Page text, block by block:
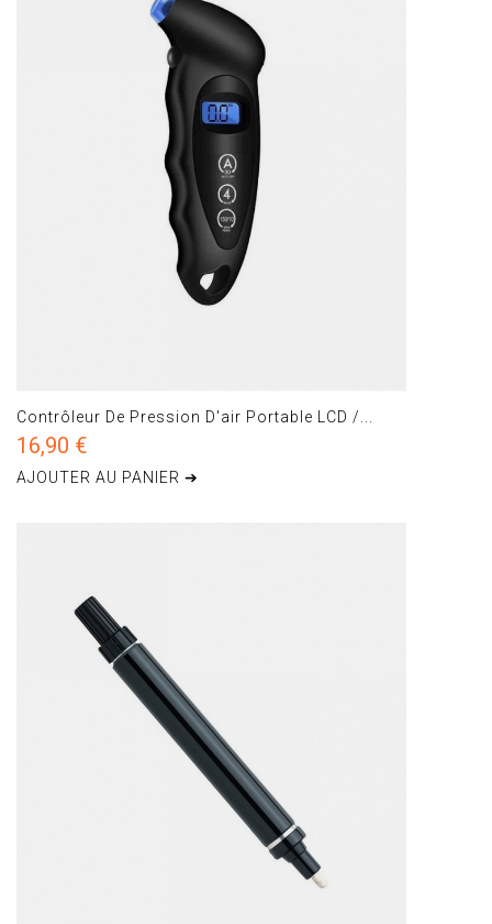
Contrôleur De Pression D'air Portable LCD /...
16,90 €
AJOUTER AU PANIER ➔